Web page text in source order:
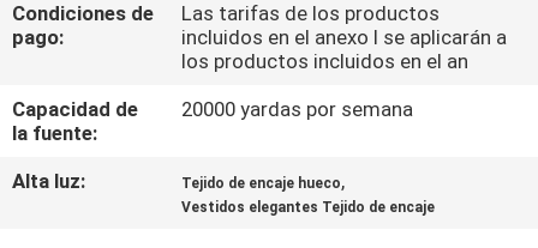
SOLICITAR
UNA
COTIZACIÓN
Condiciones de
pago:
Las tarifas de los productos
incluidos en el anexo I se aplicarán a
los productos incluidos en el an
Capacidad de
la fuente:
20000 yardas por semana
Alta luz: Tejido de encaje hueco,
Vestidos elegantes Tejido de encaje